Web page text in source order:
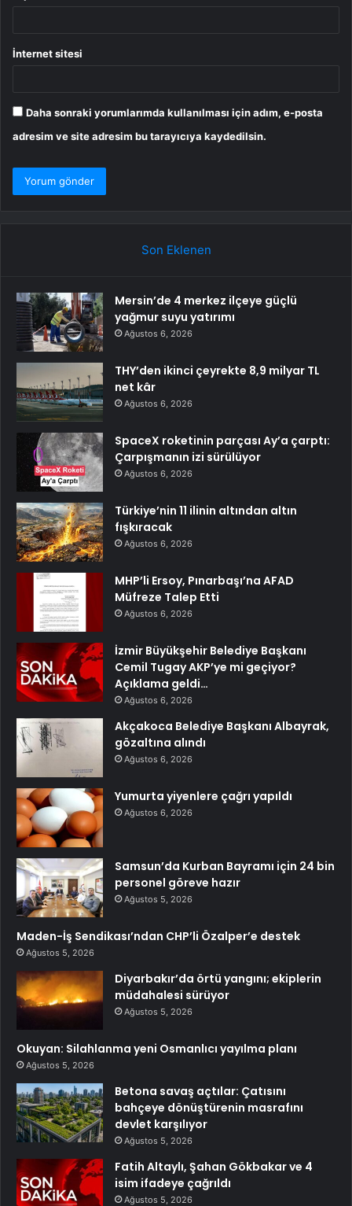
İnternet sitesi
Daha sonraki yorumlarımda kullanılması için adım, e-posta
adresim ve site adresim bu tarayıcıya kaydedilsin.
Son Eklenen
Mersin’de 4 merkez ilçeye güçlü
yağmur suyu yatırımı
Ağustos 6, 2026
THY’den ikinci çeyrekte 8,9 milyar TL
net kâr
Ağustos 6, 2026
SpaceX roketinin parçası Ay’a çarptı:
Çarpışmanın izi sürülüyor
Ağustos 6, 2026
Türkiye’nin 11 ilinin altından altın
fışkıracak
Ağustos 6, 2026
MHP’li Ersoy, Pınarbaşı’na AFAD
Müfreze Talep Etti
Ağustos 6, 2026
İzmir Büyükşehir Belediye Başkanı
Cemil Tugay AKP’ye mi geçiyor?
Açıklama geldi…
Ağustos 6, 2026
Akçakoca Belediye Başkanı Albayrak,
gözaltına alındı
Ağustos 6, 2026
Yumurta yiyenlere çağrı yapıldı
Ağustos 6, 2026
Samsun’da Kurban Bayramı için 24 bin
personel göreve hazır
Ağustos 5, 2026
Maden-İş Sendikası’ndan CHP’li Özalper’e destek
Ağustos 5, 2026
Diyarbakır’da örtü yangını; ekiplerin
müdahalesi sürüyor
Ağustos 5, 2026
Okuyan: Silahlanma yeni Osmanlıcı yayılma planı
Ağustos 5, 2026
Betona savaş açtılar: Çatısını
bahçeye dönüştürenin masrafını
devlet karşılıyor
Ağustos 5, 2026
Fatih Altaylı, Şahan Gökbakar ve 4
isim ifadeye çağrıldı
Ağustos 5, 2026